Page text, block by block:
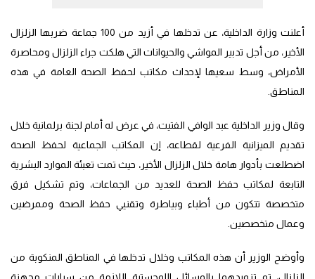
أعلنت وزارة الداخلية، عن تدخلها في أزيد من 100 جماعة ضربها الزلزال
الأخير، من أجل تدبير المواشي والحيوانات التي هلكت جراء الزلزال ومحاصرة
الأمراض، وسط سعيها لإحداث مكاتب لحفظ الصحة العامة في هذه
المناطق.
وقال وزير الداخلية عبد الوافي الفتيت، في عرض له أمام لجنة برلمانية خلال
تقديم الميزانية الفرعية لقطاعه، إن المكاتب الجماعية لحفظ الصحة
اضطلعت بأدوار هامة خلال الزلزال الأخير، حيث تمت تعبئة الموارد البشرية
التابعة لمكاتب حفظ الصحة للعديد من الجماعات، وتم تشكيل فرق
متخصصة تتكون من أطباء وبياطرة وتقنيي حفظ الصحة وممرضين
وعمال متخصصين.
وأوضح الوزير أن هذه المكاتب وخلال تدخلها في المناطق المنكوبة من